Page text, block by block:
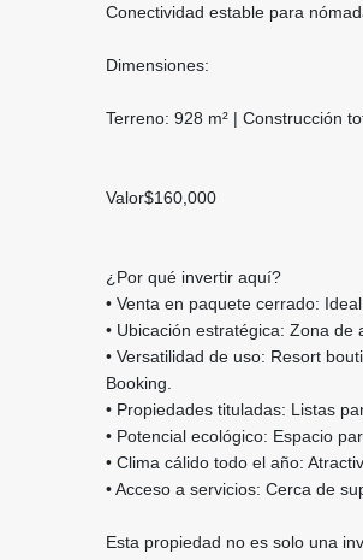
Conectividad estable para
Dimensiones:
Terreno: 928 m² | Construcción
Valor$160,000
¿Por qué invertir aquí?
• Venta en paquete cerrado:
• Ubicación estratégica: Zona
• Versatilidad de uso: Resort
Booking.
• Propiedades tituladas: Listas
• Potencial ecológico: Espacio
• Clima cálido todo el año:
• Acceso a servicios: Cerca de
Esta propiedad no es solo una